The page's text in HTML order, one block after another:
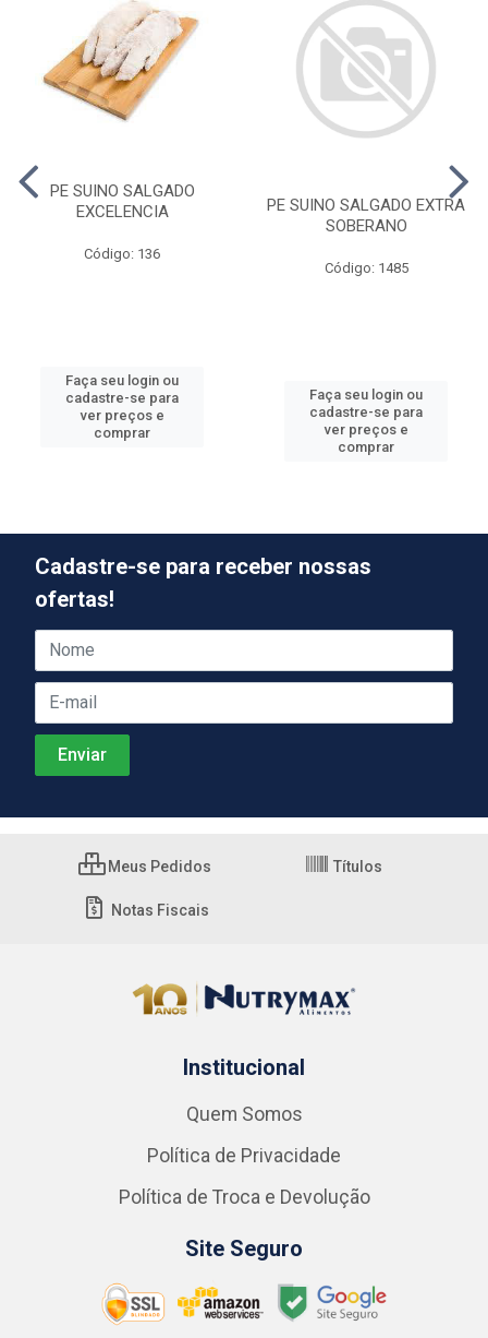
PE SUINO SALGADO
EXCELENCIA
Código: 136
Faça seu login ou
cadastre-se para
ver preços e
comprar
PE SUINO SALGADO EXTRA
SOBERANO
Código: 1485
Faça seu login ou
cadastre-se para
ver preços e
comprar
Cadastre-se para receber nossas
ofertas!
Meus Pedidos Títulos
Notas Fiscais
Institucional
Quem Somos
Política de Privacidade
Política de Troca e Devolução
Site Seguro